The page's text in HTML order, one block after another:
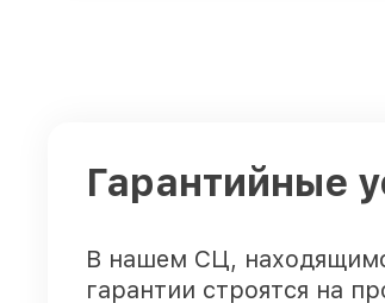
Гарантийные
В нашем СЦ,
гарантии строятся на